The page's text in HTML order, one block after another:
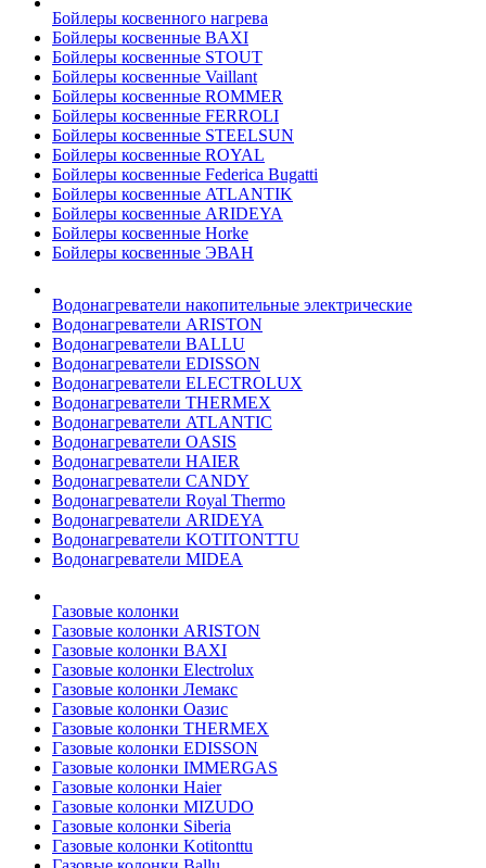
Бойлеры косвенного нагрева
Бойлеры косвенные BAXI
Бойлеры косвенные STOUT
Бойлеры косвенные Vaillant
Бойлеры косвенные ROMMER
Бойлеры косвенные FERROLI
Бойлеры косвенные STEELSUN
Бойлеры косвенные ROYAL
Бойлеры косвенные Federica Bugatti
Бойлеры косвенные ATLANTIK
Бойлеры косвенные ARIDEYA
Бойлеры косвенные Horke
Бойлеры косвенные ЭВАН
Водонагреватели накопительные электрические
Водонагреватели ARISTON
Водонагреватели BALLU
Водонагреватели EDISSON
Водонагреватели ELECTROLUX
Водонагреватели THERMEX
Водонагреватели ATLANTIC
Водонагреватели OASIS
Водонагреватели HAIER
Водонагреватели CANDY
Водонагреватели Royal Thermo
Водонагреватели ARIDEYA
Водонагреватели KOTITONTTU
Водонагреватели MIDEA
Газовые колонки
Газовые колонки ARISTON
Газовые колонки BAXI
Газовые колонки Electrolux
Газовые колонки Лемакс
Газовые колонки Оазис
Газовые колонки THERMEX
Газовые колонки EDISSON
Газовые колонки IMMERGAS
Газовые колонки Haier
Газовые колонки MIZUDO
Газовые колонки Siberia
Газовые колонки Kotitonttu